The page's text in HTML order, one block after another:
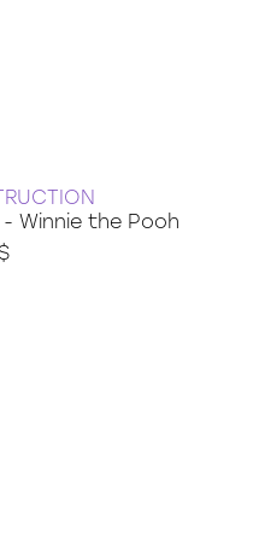
- Winnie the Pooh